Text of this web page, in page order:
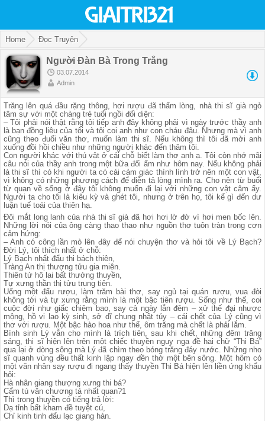
Home Đọc Truyện
Người Đàn Bà Trong Trắng
03.07.2014
Admin
Trăng lên quá đầu rặng thông, hơi rượu đã thấm lòng, nhà thi sĩ già ngỏ
tâm sự với một chàng trẻ tuổi ngồi đối diện:
– Tôi phải nói thật rằng tôi tiếp anh đây không phải vì ngày trước thầy anh
là bạn đồng liêu của tôi và tôi coi anh như con cháu đâu. Nhưng mà vì anh
cũng theo đuổi văn thơ, muốn làm thi sĩ. Nếu không thì tôi đã mời anh
xuống đồi hồi chiều như những người khác đến thăm tôi.
Con người khác với thú vật ở cái chỗ biết làm thơ anh ạ. Tôi còn nhớ mãi
câu nói của thầy anh trong một bữa đối ẩm như hôm nay. Nếu không phải
là thi sĩ thì có khi người ta có cái cảm giác thình lình trở nên một con vật,
vì không có những phương cách để diễn tả lòng mình ra. Cho nên từ buổi
từ quan về sống ở đây tôi không muốn đi lại với những con vật câm ấy.
Người ta cho tôi là kiêu kỳ và ghét tôi, nhưng ở trên họ, tôi kể gì đến dư
luận tuế toái của thiên hạ.
Đôi mắt long lanh của nhà thi sĩ già đã hơi hơi lờ đờ vì hơi men bốc lên.
Những lời nói của ông càng thao thao như nguồn thơ tuôn tràn trong cơn
cảm hứng:
– Anh có công lần mò lên đây để nói chuyện thơ và hỏi tôi về Lý Bạch?
Đời Lý, tôi thích nhất ở chỗ:
Lý Bạch nhất đẩu thi bách thiên,
Tràng An thị thượng tửu gia miên.
Thiên tử hô lai bất thướng thuyền,
Tự xưng thần thị tửu trung tiên.
Uống một đấu rượu, làm trăm bài thơ, say ngủ tại quán rượu, vua đòi
không tới và tự xưng rằng mình là một bậc tiên rượu. Sống như thế, coi
cuộc đời như giấc chiêm bao, say cả ngày lẫn đêm – xử thế đại nhược
mộng, hồ vi lao kỳ sinh, sở dĩ chung nhật túy – cái chết của Lý cũng vì
thơ với rượu. Một bậc hào hoa như thế, ôm trăng mà chết là phải lắm.
Bình sinh Lý vẫn cho mình là trích tiên, sau khi chết, những đêm trăng
sáng, thi sĩ hiện lên trên một chiếc thuyền nguy nga đề hai chữ “Thi Bá”
qua lại ở dòng sông mà Lý đã chìm theo bóng trăng đáy nước. Những nho
sĩ quanh vùng đều thất kinh lập ngay đền thờ một bên sông. Một hôm có
một văn nhân say rượu đi ngang thấy thuyền Thi Bá hiện lên liền ứng khẩu
hỏi:
Hà nhân giang thượng xưng thi bá?
Cẩm tú văn chương tá nhất quan?1
Thì trong thuyền có tiếng trả lời:
Dạ tỉnh bất kham đề tuyệt cú,
Chỉ kinh tinh đẩu lạc giang hàn.